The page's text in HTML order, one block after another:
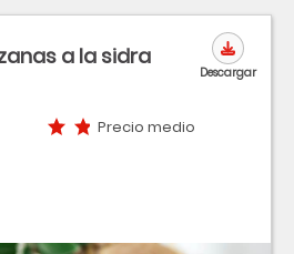
a la sidra
Precio medio
Descargar